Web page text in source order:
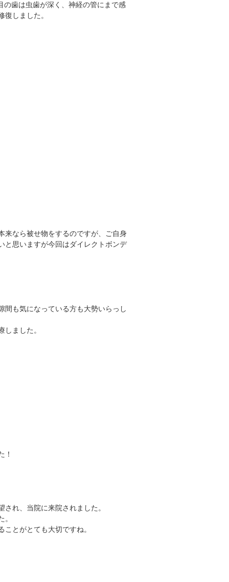
の歯は虫歯が深く、神経の管にまで感
しました。
来なら被せ物をするのですが、ご自身
と思いますが今回はダイレクトボンデ
間も気になっている方も大勢いらっし
ました。
！
れ、当院に来院されました。
とがとても大切ですね。